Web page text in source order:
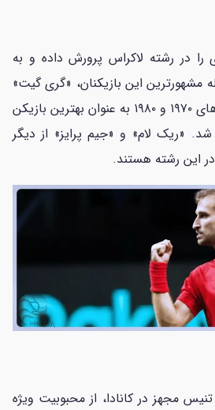
را در رشته لاکراس پرورش داده و به
مشهورترین این بازیکنان، «گری گیت»
را نام می‌بریم که در دهه‌های ۱۹۷۰ و ۱۹۸۰ به عنوان بهترین بازیکن
«ریک لام» و «جیم پرایز» از دیگر
این رشته هستند.
مجهز در کانادا، از محبوبیت ویژه